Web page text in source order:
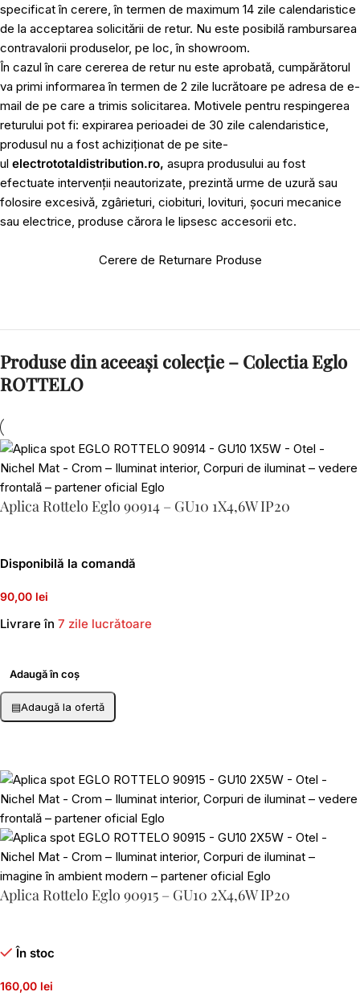
specificat în cerere, în termen de maximum 14 zile calendaristice
de la acceptarea solicitării de retur. Nu este posibilă rambursarea
contravalorii produselor, pe loc, în showroom.
În cazul în care cererea de retur nu este aprobată, cumpărătorul
va primi informarea în termen de 2 zile lucrătoare pe adresa de e-
mail de pe care a trimis solicitarea. Motivele pentru respingerea
returului pot fi: expirarea perioadei de 30 zile calendaristice,
produsul nu a fost achiziționat de pe site-
ul electrototaldistribution.ro, asupra produsului au fost
efectuate intervenții neautorizate, prezintă urme de uzură sau
folosire excesivă, zgârieturi, ciobituri, lovituri, șocuri mecanice
sau electrice, produse cărora le lipsesc accesorii etc.
Cerere de Returnare Produse
Produse din aceeași colecție – Colectia Eglo
ROTTELO
Aplica Rottelo Eglo 90914 – GU10 1X4,6W IP20
Disponibilă la comandă
90,00 lei
Livrare în 7 zile lucrătoare
Adaugă în coș
▤Adaugă la ofertă
Aplica Rottelo Eglo 90915 – GU10 2X4,6W IP20
În stoc
160,00 lei